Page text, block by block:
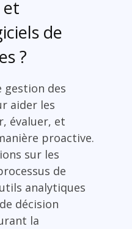
et
de
?
gestion des
aider les
évaluer, et
proactive.
sur les
de
analytiques
décision
la